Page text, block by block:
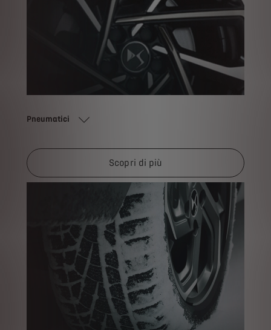
Pneumatici
Scopri di più